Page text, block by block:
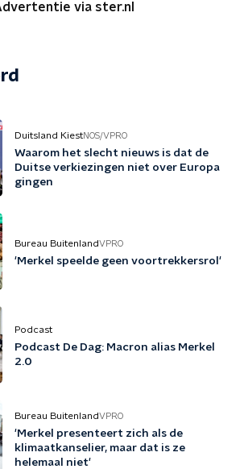
via ster.nl
Duitsland KiestNOS/VPRO
Waarom het slecht nieuws is dat de
Duitse verkiezingen niet over Europa
gingen
Bureau BuitenlandVPRO
'Merkel speelde geen voortrekkersrol'
Podcast
Podcast De Dag: Macron alias Merkel
2.0
Bureau BuitenlandVPRO
'Merkel presenteert zich als de
klimaatkanselier, maar dat is ze
helemaal niet'